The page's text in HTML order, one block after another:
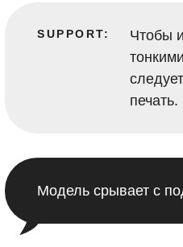
SUPPORT:
Чтобы
печать.
Модель срывает с